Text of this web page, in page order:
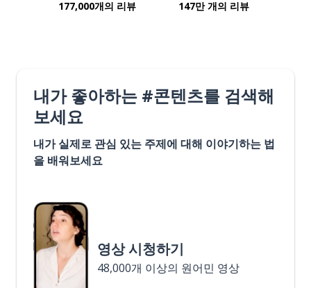
177,000개의 리뷰 147만 개의 리뷰
내가 좋아하는 #콘텐츠를 검색해
보세요
내가 실제로 관심 있는 주제에 대해 이야기하는 법
을 배워보세요
영상 시청하기
48,000개 이상의 원어민 영상